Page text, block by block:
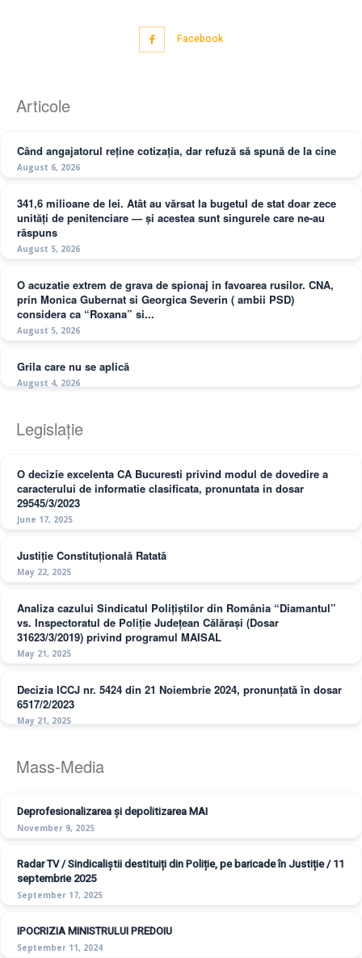
Facebook
Articole
Când angajatorul reține cotizația, dar refuză să spună de la cine
August 6, 2026
341,6 milioane de lei. Atât au vărsat la bugetul de stat doar zece
unități de penitenciare — și acestea sunt singurele care ne-au
răspuns
August 5, 2026
O acuzatie extrem de grava de spionaj in favoarea rusilor. CNA,
prin Monica Gubernat si Georgica Severin ( ambii PSD)
considera ca “Roxana” si...
August 5, 2026
Grila care nu se aplică
August 4, 2026
Legislație
O decizie excelenta CA Bucuresti privind modul de dovedire a
caracterului de informatie clasificata, pronuntata in dosar
29545/3/2023
June 17, 2025
Justiție Constituțională Ratată
May 22, 2025
Analiza cazului Sindicatul Polițiștilor din România “Diamantul”
vs. Inspectoratul de Poliție Județean Călărași (Dosar
31623/3/2019) privind programul MAISAL
May 21, 2025
Decizia ICCJ nr. 5424 din 21 Noiembrie 2024, pronunțată în dosar
6517/2/2023
May 21, 2025
Mass-Media
Deprofesionalizarea și depolitizarea MAI
November 9, 2025
Radar TV / Sindicaliștii destituiți din Poliție, pe baricade în Justiție / 11
septembrie 2025
September 17, 2025
IPOCRIZIA MINISTRULUI PREDOIU
September 11, 2024